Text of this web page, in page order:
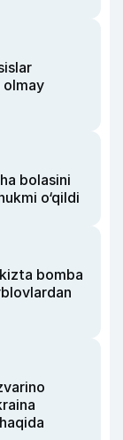
olmay
bolasini
o‘qildi
bomba